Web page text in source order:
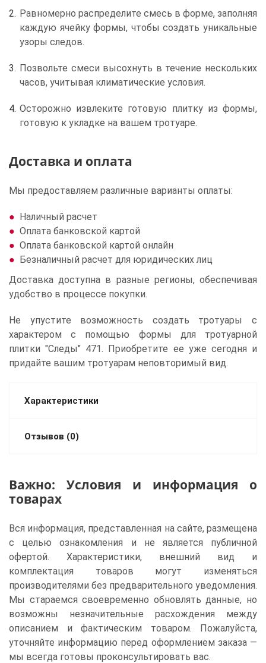
Равномерно распределите смесь в форме, заполняя
каждую ячейку формы, чтобы создать уникальные
узоры следов.
Позвольте смеси высохнуть в течение нескольких
часов, учитывая климатические условия.
Осторожно извлеките готовую плитку из формы,
готовую к укладке на вашем тротуаре.
Доставка и оплата
Мы предоставляем различные варианты оплаты:
Наличный расчет
Оплата банковской картой
Оплата банковской картой онлайн
Безналичный расчет для юридических лиц
Доставка доступна в разные регионы, обеспечивая
удобство в процессе покупки.
Не упустите возможность создать тротуары с
характером с помощью формы для тротуарной
плитки "Следы" 471. Приобретите ее уже сегодня и
придайте вашим тротуарам неповторимый вид.
Характеристики
Отзывов (0)
Важно: Условия и информация о
товарах
Вся информация, представленная на сайте, размещена
с целью ознакомления и не является публичной
офертой. Характеристики, внешний вид и
комплектация товаров могут изменяться
производителями без предварительного уведомления.
Мы стараемся своевременно обновлять данные, но
возможны незначительные расхождения между
описанием и фактическим товаром. Пожалуйста,
уточняйте информацию перед оформлением заказа —
мы всегда готовы проконсультировать вас.